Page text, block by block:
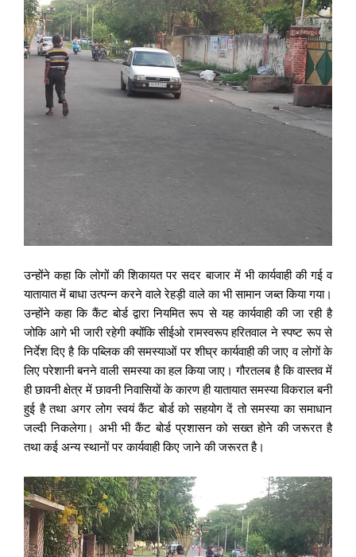
उन्होंने कहा कि लोगों की शिकायत पर सदर बाजार में भी कार्यवाही की गई व
यातायात में बाधा उत्पन्न करने वाले रेहड़ी वाले का भी सामान जब्त किया गया।
उन्होंने कहा कि कैंट बोर्ड द्वारा नियमित रूप से यह कार्यवाही की जा रही है
जोकि आगे भी जारी रहेगी क्योंकि सीईओ रामस्वरूप हरितवाल ने स्पष्ट रूप से
निर्देश दिए है कि पब्लिक की समस्याओं पर शीघ्र कार्यवाही की जाए व लोगों के
लिए परेशानी बनने वाली समस्या का हल किया जाए। गौरतलब है कि वास्तव में
ही छावनी क्षेत्र में छावनी निवासियों के कारण ही यातायात समस्या विकराल बनी
हुई है तथा अगर लोग स्वयं कैंट बोर्ड को सहयोग दें तो समस्या का समाधान
जल्दी निकलेगा। अभी भी कैंट बोर्ड प्रशासन को सख्त होने की जरूरत है
तथा कई अन्य स्थानों पर कार्यवाही किए जाने की जरूरत है।